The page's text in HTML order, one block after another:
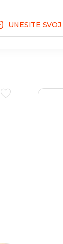
UNESITE SVOJ